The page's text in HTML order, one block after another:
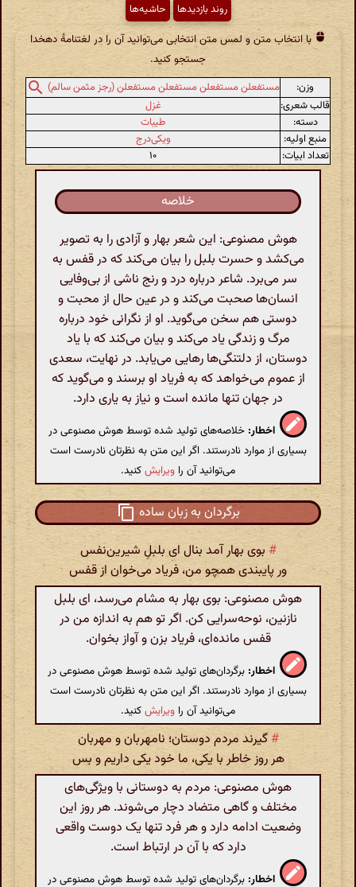
روند بازدیدها
حاشیه‌ها
با انتخاب متن و لمس متن انتخابی می‌توانید آن را در لغتنامهٔ دهخدا
جستجو کنید.
وزن:
مستفعلن مستفعلن مستفعلن مستفعلن (رجز مثمن سالم)
قالب شعری:
غزل
دسته:
طیبات
منبع اولیه:
ویکی‌درج
تعداد ابیات:
۱۰
خلاصه
هوش مصنوعی: این شعر بهار و آزادی را به تصویر
می‌کشد و حسرت بلبل را بیان می‌کند که در قفس به
سر می‌برد. شاعر درباره درد و رنج ناشی از بی‌وفایی
انسان‌ها صحبت می‌کند و در عین حال از محبت و
دوستی هم سخن می‌گوید. او از نگرانی خود درباره
مرگ و زندگی یاد می‌کند و بیان می‌کند که با یاد
دوستان، از دلتنگی‌ها رهایی می‌یابد. در نهایت، سعدی
از عموم می‌خواهد که به فریاد او برسند و می‌گوید که
در جهان تنها مانده است و نیاز به یاری دارد.
اخطار: خلاصه‌های تولید شده توسط هوش مصنوعی در
بسیاری از موارد نادرستند. اگر این متن به نظرتان نادرست است
می‌توانید آن را ویرایشکنید.
برگردان به زبان ساده
# بوی بهار آمد بنال ای بلبلِ شیرین‌نفس
ور پایبندی همچو من، فریاد می‌خوان از قفس
هوش مصنوعی: بوی بهار به مشام می‌رسد، ای بلبل
نازنین، نوحه‌سرایی کن. اگر تو هم به اندازه من در
قفس مانده‌ای، فریاد بزن و آواز بخوان.
اخطار: برگردان‌های تولید شده توسط هوش مصنوعی در
بسیاری از موارد نادرستند. اگر این متن به نظرتان نادرست است
می‌توانید آن را ویرایشکنید.
# گیرند مردم دوستان؛ نامهربان و مهربان
هر روز خاطر با یکی، ما خود یکی داریم و بس
هوش مصنوعی: مردم به دوستانی با ویژگی‌های
مختلف و گاهی متضاد دچار می‌شوند. هر روز این
وضعیت ادامه دارد و هر فرد تنها یک دوست واقعی
دارد که با آن در ارتباط است.
اخطار: برگردان‌های تولید شده توسط هوش مصنوعی در